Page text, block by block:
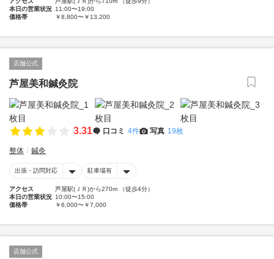
本日の営業状況 11:00〜19:00
価格帯
￥8,800〜￥13,200
店舗公式
芦屋美和鍼灸院
3.31 口コミ 4件 写真 19枚
整体 鍼灸
出張・訪問対応 駐車場有
アクセス
芦屋駅(ＪＲ)から270m （徒歩4分）
本日の営業状況 10:00〜15:00
価格帯
￥6,000〜￥7,000
店舗公式